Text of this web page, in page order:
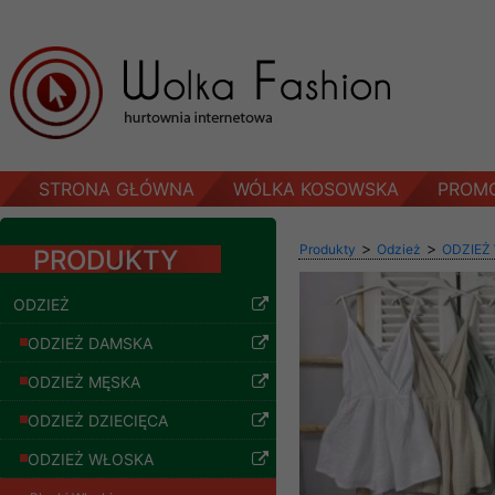
STRONA GŁÓWNA WÓLKA KOSOWSKA
PRODUKTY
ODZIEŻ
ODZIEŻ DAMSKA
ODZIEŻ MĘSKA
ODZIEŻ DZIECIĘCA
ODZIEŻ WŁOSKA
Produkty > Odzież > ODZIEŻ